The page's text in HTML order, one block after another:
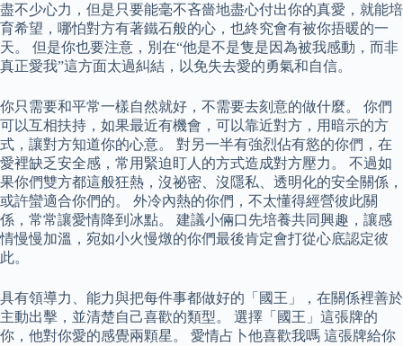
盡不少心力，但是只要能毫不吝嗇地盡心付出你的真愛，就能培
育希望，哪怕對方有著鐵石般的心，也終究會有被你捂暖的一
天。 但是你也要注意，別在“他是不是隻是因為被我感動，而非
真正愛我”這方面太過糾結，以免失去愛的勇氣和自信。
你只需要和平常一樣自然就好，不需要去刻意的做什麼。 你們
可以互相扶持，如果最近有機會，可以靠近對方，用暗示的方
式，讓對方知道你的心意。 對另一半有強烈佔有慾的你們，在
愛裡缺乏安全感，常用緊迫盯人的方式造成對方壓力。 不過如
果你們雙方都這般狂熱，沒祕密、沒隱私、透明化的安全關係，
或許蠻適合你們的。 外冷內熱的你們，不太懂得經營彼此關
係，常常讓愛情降到冰點。 建議小倆口先培養共同興趣，讓感
情慢慢加溫，宛如小火慢燉的你們最後肯定會打從心底認定彼
此。
具有領導力、能力與把每件事都做好的「國王」，在關係裡善於
主動出擊，並清楚自己喜歡的類型。 選擇「國王」這張牌的
你，他對你愛的感覺兩顆星。 愛情占卜他喜歡我嗎 這張牌給你